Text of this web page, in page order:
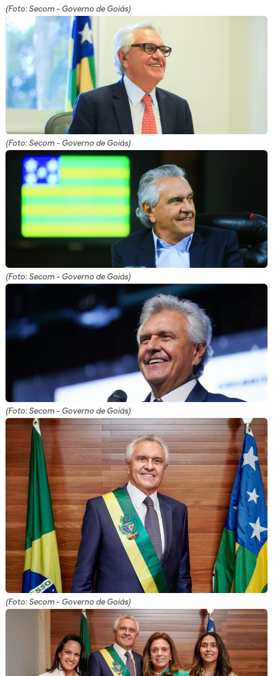
(Foto: Secom - Governo de Goiás)
(Foto: Secom - Governo de Goiás)
(Foto: Secom - Governo de Goiás)
(Foto: Secom - Governo de Goiás)
(Foto: Secom - Governo de Goiás)